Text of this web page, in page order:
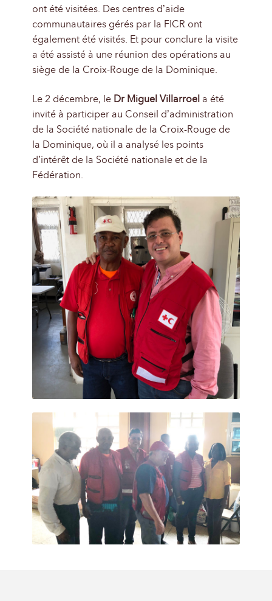
ont été visitées. Des centres d’aide
communautaires gérés par la FICR ont
également été visités. Et pour conclure la visite
a été assisté à une réunion des opérations au
siège de la Croix-Rouge de la Dominique.
Le 2 décembre, le Dr Miguel Villarroel a été
invité à participer au Conseil d’administration
de la Société nationale de la Croix-Rouge de
la Dominique, où il a analysé les points
d’intérêt de la Société nationale et de la
Fédération.